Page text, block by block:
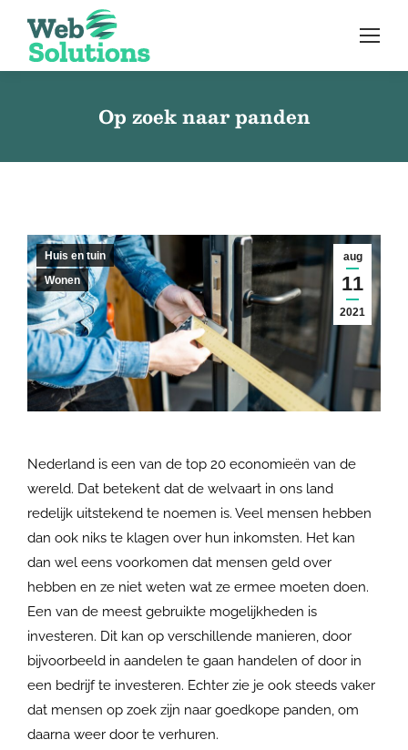
Op zoek naar panden
aug
11
2021
Huis en tuin
Wonen
Nederland is een van de top 20 economieën van de
wereld. Dat betekent dat de welvaart in ons land
redelijk uitstekend te noemen is. Veel mensen hebben
dan ook niks te klagen over hun inkomsten. Het kan
dan wel eens voorkomen dat mensen geld over
hebben en ze niet weten wat ze ermee moeten doen.
Een van de meest gebruikte mogelijkheden is
investeren. Dit kan op verschillende manieren, door
bijvoorbeeld in aandelen te gaan handelen of door in
een bedrijf te investeren. Echter zie je ook steeds vaker
dat mensen op zoek zijn naar goedkope panden, om
daarna weer door te verhuren.